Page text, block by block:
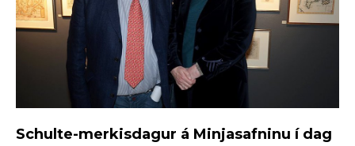
Schulte-merkisdagur á Minjasafninu í dag